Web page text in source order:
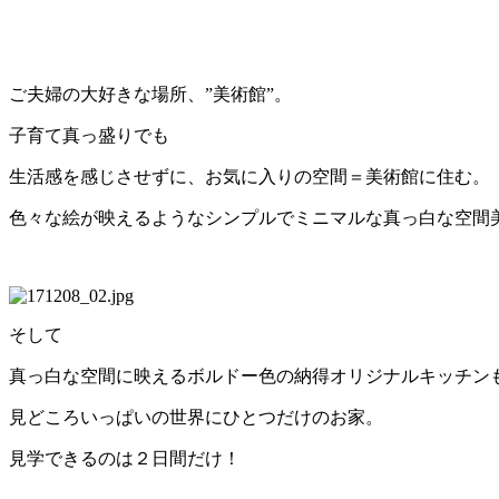
ご夫婦の大好きな場所、”美術館”。
子育て真っ盛りでも
生活感を感じさせずに、お気に入りの空間＝美術館に住む。
色々な絵が映えるようなシンプルでミニマルな真っ白な空間
そして
真っ白な空間に映えるボルドー色の納得オリジナルキッチン
見どころいっぱいの世界にひとつだけのお家。
見学できるのは２日間だけ！